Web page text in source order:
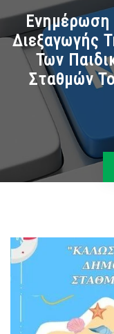
Ενημέρωση
Διεξαγωγής
Των
Σταθμών